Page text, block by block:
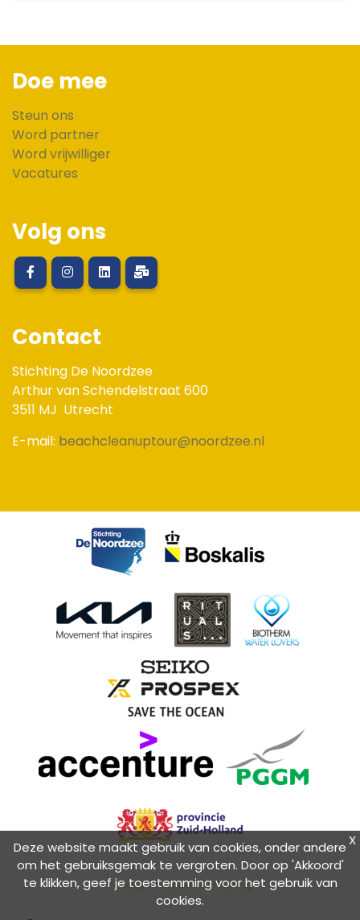
Doe mee
Steun ons
Word partner
Word vrijwilliger
Vacatures
Volg ons
Contact
Stichting De Noordzee
Arthur van Schendelstraat 600
3511 MJ Utrecht
E-mail: beachcleanuptour@noordzee.nl
Privacy en cookieverklaring
Deze website maakt gebruik van cookies, onder andere
om het gebruiksgemak te vergroten. Door op 'Akkoord'
te klikken, geef je toestemming voor het gebruik van
cookies.
X